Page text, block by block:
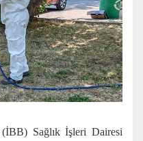
Sağlık İşleri Dairesi